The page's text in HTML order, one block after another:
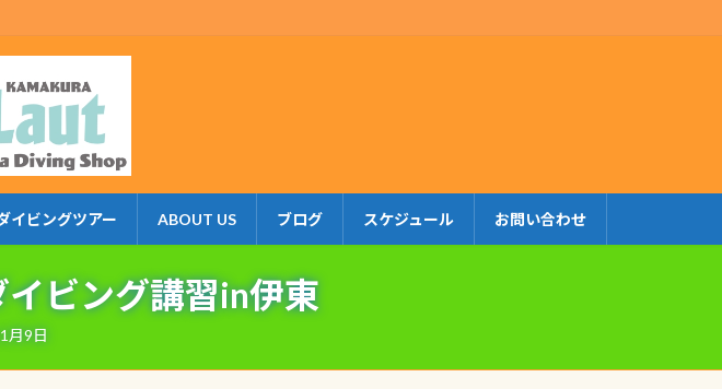
イビングツアー ABOUT US ブログ スケジュール お問い合わせ
ビング講習in伊東
月9日